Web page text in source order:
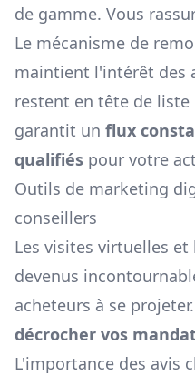
de gamme. Vous
Le mécanisme de
maintient l'intérêt des
restent en tête de liste
garantit un flux
qualifiés pour votre
Outils de marketing
conseillers
Les visites virtuelles
devenus
acheteurs à se
décrocher vos
L'importance des avis